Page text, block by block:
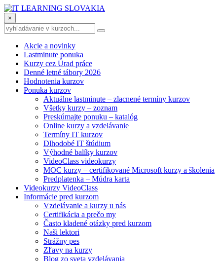
×
Akcie a novinky
Lastminute ponuka
Kurzy cez Úrad práce
Denné letné tábory 2026
Hodnotenia kurzov
Ponuka kurzov
Aktuálne lastminute – zlacnené termíny kurzov
Všetky kurzy – zoznam
Preskúmajte ponuku – katalóg
Online kurzy a vzdelávanie
Termíny IT kurzov
Dlhodobé IT štúdium
Výhodné balíky kurzov
VideoClass videokurzy
MOC kurzy – certifikované Microsoft kurzy a školenia
Predplatenka – Múdra karta
Videokurzy VideoClass
Informácie pred kurzom
Vzdelávanie a kurzy u nás
Certifikácia a prečo my
Často kladené otázky pred kurzom
Naši lektori
Strážny pes
Zľavy na kurzy
Blog zo sveta vzdelávania